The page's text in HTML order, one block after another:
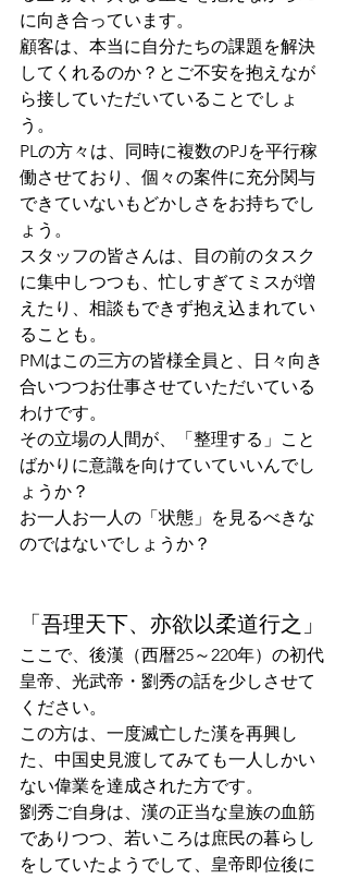
に向き合っています。
顧客は、本当に自分たちの課題を解決
してくれるのか？とご不安を抱えなが
ら接していただいていることでしょ
う。
PLの方々は、同時に複数のPJを平行稼
働させており、個々の案件に充分関与
できていないもどかしさをお持ちでし
ょう。
スタッフの皆さんは、目の前のタスク
に集中しつつも、忙しすぎてミスが増
えたり、相談もできず抱え込まれてい
ることも。
PMはこの三方の皆様全員と、日々向き
合いつつお仕事させていただいている
わけです。
その立場の人間が、「整理する」こと
ばかりに意識を向けていていいんでし
ょうか？
お一人お一人の「状態」を見るべきな
のではないでしょうか？
「吾理天下、亦欲以柔道行之」
ここで、後漢（西暦25～220年）の初代
皇帝、光武帝・劉秀の話を少しさせて
ください。
この方は、一度滅亡した漢を再興し
た、中国史見渡してみても一人しかい
ない偉業を達成された方です。
劉秀ご自身は、漢の正当な皇族の血筋
でありつつ、若いころは庶民の暮らし
をしていたようでして、皇帝即位後に